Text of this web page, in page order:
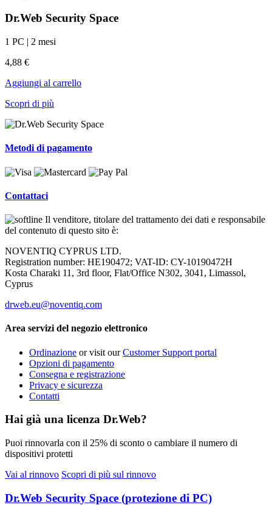
Dr.Web Security Space
1 PC | 2 mesi
4,88 €
Aggiungi al carrello
Scopri di più
Metodi di pagamento
Contattaci
Il venditore, titolare del trattamento dei dati e responsabile
del contenuto di questo sito è:
NOVENTIQ CYPRUS LTD.
Registration number: НЕ190472; VAT-ID: CY-10190472H
Kosta Charaki 11, 3rd floor, Flat/Office N302, 3041, Limassol,
Cyprus
drweb.eu@noventiq.com
Area servizi del negozio elettronico
Ordinazione or visit ourCustomer Support portal
Opzioni di pagamento
Consegna e registrazione
Privacy e sicurezza
Contatti
Hai già una licenza Dr.Web?
Puoi rinnovarla con il 25% di sconto o cambiare il numero di
dispositivi protetti
Vai al rinnovo Scopri di più sul rinnovo
Dr.Web Security Space (protezione di PC)